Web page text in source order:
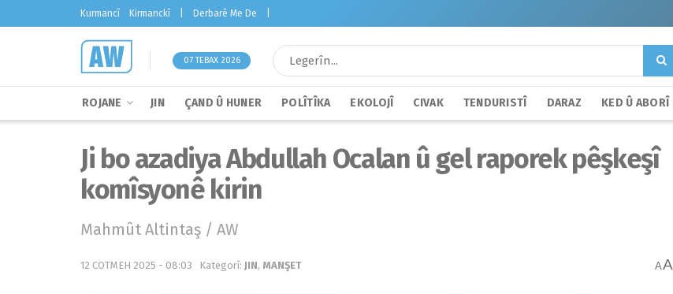
Kurmancî Kirmanckî Derbarê Me De
07 TEBAX 2026
ROJANE JIN ÇAND Û HUNER POLÎTÎKA EKOLOJÎ CIVAK TENDURISTÎ DARAZ KED Û ABORÎ
Ji bo azadiya Abdullah Ocalan û gel raporek pêşkeşî
komîsyonê kirin
Mahmût Altintaş / AW
12 COTMEH 2025 - 08:03 Kategorî: JIN, MANŞET AA